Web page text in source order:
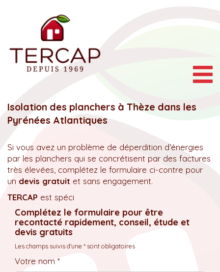
Isolation des planchers à Thèze dans les
Pyrénées Atlantiques
Si vous avez un problème de déperdition d’énergies
par les planchers qui se concrétisent par des factures
très élevées, complétez le formulaire ci-contre pour
un devis gratuit et sans engagement.
TERCAP est spéci
Complétez le formulaire pour être
recontacté rapidement, conseil, étude et
devis gratuits
Les champs suivis d'une * sont obligatoires
Votre nom *